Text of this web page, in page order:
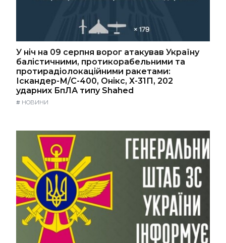
У ніч на 09 серпня ворог атакував Україну
балістичними, протикорабельними та
протирадіолокаційними ракетами:
Іскандер-М/С-400, Онікс, Х-31П, 202
ударних БпЛА типу Shahed
# НОВИНИ